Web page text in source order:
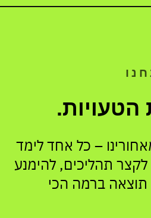
הטעויות.
– כל אחד לימד
תהליכים, להימנע
תוצאה ברמה הכי